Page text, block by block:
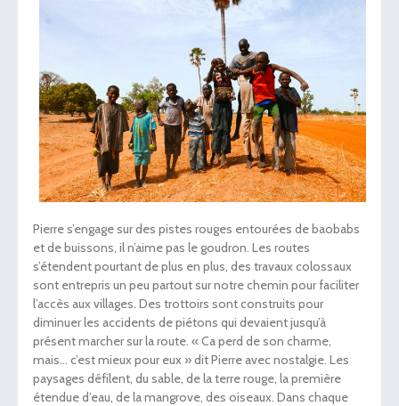
Pierre s’engage sur des pistes rouges entourées de baobabs
et de buissons, il n’aime pas le goudron. Les routes
s’étendent pourtant de plus en plus, des travaux colossaux
sont entrepris un peu partout sur notre chemin pour faciliter
l’accès aux villages. Des trottoirs sont construits pour
diminuer les accidents de piétons qui devaient jusqu’à
présent marcher sur la route. « Ca perd de son charme,
mais… c’est mieux pour eux » dit Pierre avec nostalgie. Les
paysages défilent, du sable, de la terre rouge, la première
étendue d’eau, de la mangrove, des oiseaux. Dans chaque